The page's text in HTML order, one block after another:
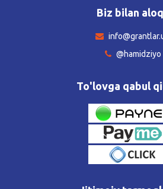
Biz bilan
@hamidziyo
To'lovga qabul